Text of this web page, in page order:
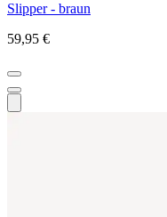
Slipper - braun
59,95 €